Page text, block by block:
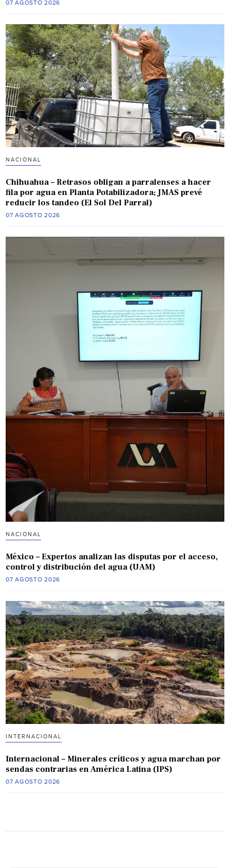
07 AGOSTO 2026
NACIONAL
Chihuahua – Retrasos obligan a parralenses a hacer
fila por agua en Planta Potabilizadora; JMAS prevé
reducir los tandeo (El Sol Del Parral)
07 AGOSTO 2026
NACIONAL
México – Expertos analizan las disputas por el acceso,
control y distribución del agua (UAM)
07 AGOSTO 2026
INTERNACIONAL
Internacional – Minerales críticos y agua marchan por
sendas contrarias en América Latina (IPS)
07 AGOSTO 2026